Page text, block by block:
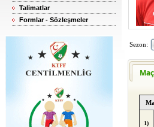
Talimatlar
Formlar - Sözleşmeler
Sezon:
1)